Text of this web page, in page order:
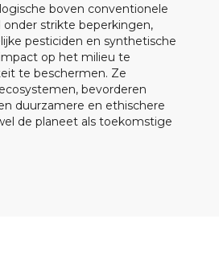
boven conventionele
strikte beperkingen,
pesticiden en synthetische
op het milieu te
te beschermen. Ze
bevorderen
duurzamere en ethischere
de planeet als toekomstige